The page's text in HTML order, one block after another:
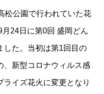
松公園で行われていた花
24日に第0回 盛岡どん
した。当初は第1回目の
、新型コロナウィルス感
イズ花火に変更となり